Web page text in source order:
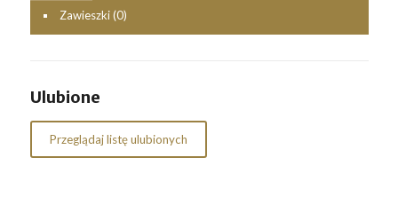
Zawieszki (0)
Ulubione
Przeglądaj listę ulubionych